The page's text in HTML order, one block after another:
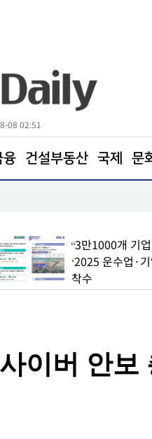
08 02:51
융 건설부동산 국제 문
“3만1000개 기
‘2025 운수업·
착수
이버 안보